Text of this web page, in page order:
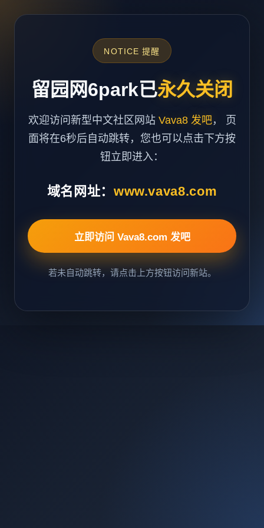
NOTICE 提醒
留园网6park已永久关闭
欢迎访问新型中文社区网站 Vava8 发吧， 页
面将在6秒后自动跳转，您也可以点击下方按
钮立即进入：
域名网址： www.vava8.com
立即访问 Vava8.com 发吧
若未自动跳转，请点击上方按钮访问新站。